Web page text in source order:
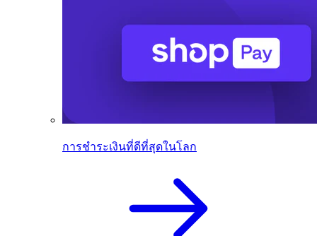
การชำระเงินที่ดีที่สุดในโลก